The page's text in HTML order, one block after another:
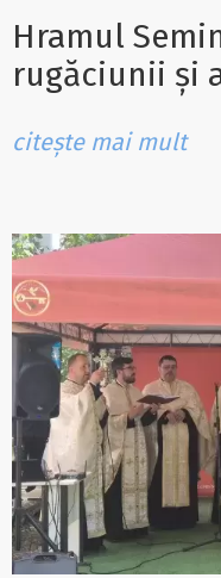
Hramul
rugăciunii și
citește mai mult